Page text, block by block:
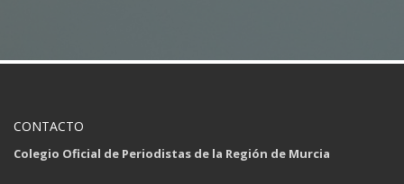
CONTACTO
Colegio Oficial de Periodistas de la Región de Murcia